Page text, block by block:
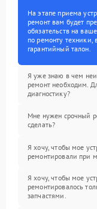
На этапе приема
ремонт вам будет
обязательств на
по ремонту техники,
гарантийный талон.
Я уже знаю в чем
ремонт необходим.
диагностику?
Мне нужен срочный
сделать?
Я хочу, чтобы мое
ремонтировали при
Я хочу, чтобы мое
ремонтировалось
запчастями.